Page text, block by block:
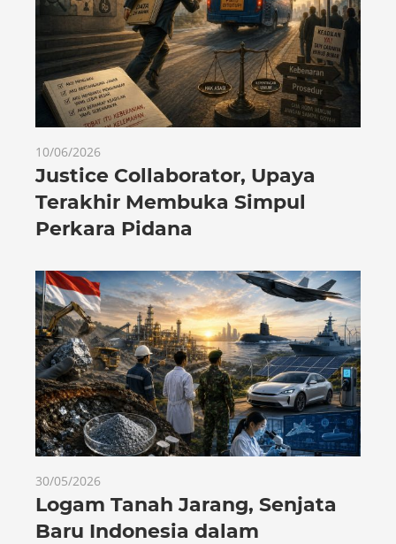
10/06/2026
Justice Collaborator, Upaya
Terakhir Membuka Simpul
Perkara Pidana
30/05/2026
Logam Tanah Jarang, Senjata
Baru Indonesia dalam